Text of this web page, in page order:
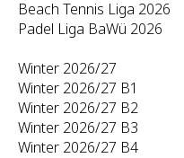
Beach Tennis Liga 2026
Padel Liga BaWü 2026
Winter 2026/27
Winter 2026/27 B1
Winter 2026/27 B2
Winter 2026/27 B3
Winter 2026/27 B4